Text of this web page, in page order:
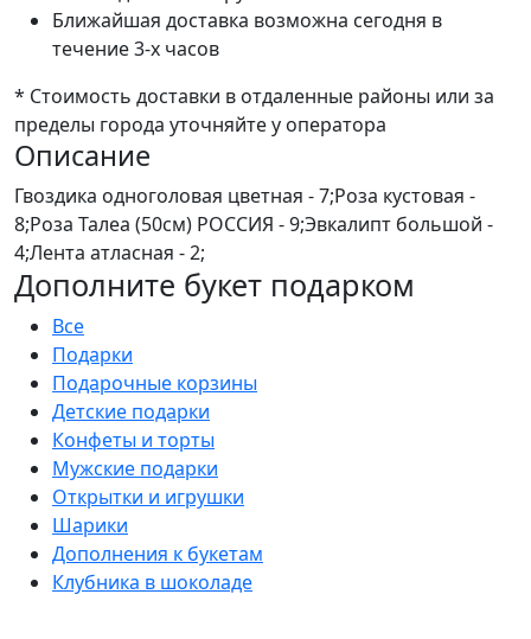
Ближайшая доставка возможна сегодня в
течение 3-х часов
* Стоимость доставки в отдаленные районы или за
пределы города уточняйте у оператора
Описание
Гвоздика одноголовая цветная - 7;Роза кустовая -
8;Роза Талеа (50см) РОССИЯ - 9;Эвкалипт большой -
4;Лента атласная - 2;
Дополните букет подарком
Все
Подарки
Подарочные корзины
Детские подарки
Конфеты и торты
Мужские подарки
Открытки и игрушки
Шарики
Дополнения к букетам
Клубника в шоколаде